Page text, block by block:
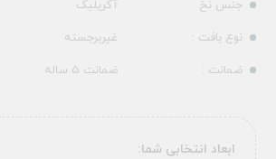
جنس نخ :
آکریلیک
نوع بافت :
غیربرجسته
ضمانت :
ضمانت 5 ساله
ابعاد انتخابی شما: